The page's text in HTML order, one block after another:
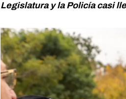
Legislatura y la Policía casi